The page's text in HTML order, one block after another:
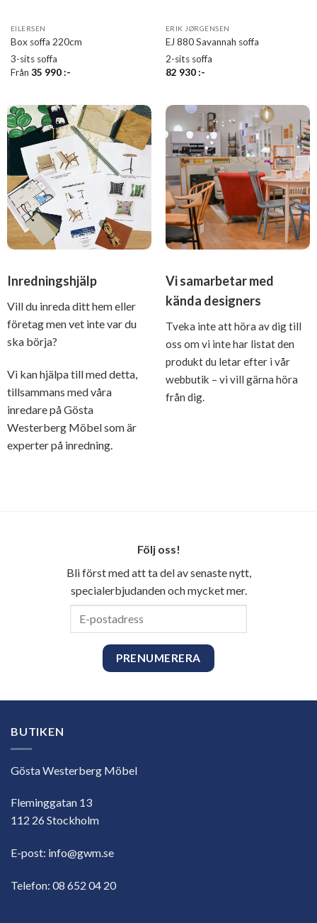
EILERSEN
Box soffa 220cm
3-sits soffa
Från 35 990:-
ERIK JØRGENSEN
EJ 880 Savannah soffa
2-sits soffa
82 930:-
Inredningshjälp
Vill du inreda ditt hem eller
företag men vet inte var du
ska börja?
Vi kan hjälpa till med detta,
tillsammans med våra
inredare på Gösta
Westerberg Möbel som är
experter på inredning.
Vi samarbetar med
kända designers
Tveka inte att höra av dig till
oss om vi inte har listat den
produkt du letar efter i vår
webbutik – vi vill gärna höra
från dig.
Följ oss!
Bli först med att ta del av senaste nytt,
specialerbjudanden och mycket mer.
BUTIKEN
Gösta Westerberg Möbel
Fleminggatan 13
112 26 Stockholm
E-post: info@gwm.se
Telefon: 08 652 04 20